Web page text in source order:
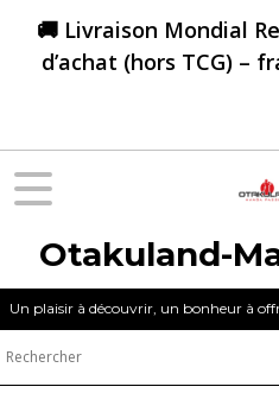
🚚 Livraison Mondial
d’achat (hors TCG) –
Otakuland-
Un plaisir à découvrir, un bonheur à